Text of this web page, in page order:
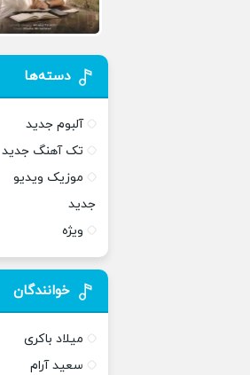
دسته‌ها
آلبوم جدید
تک آهنگ جدید
موزیک ویدیو
جدید
ویژه
خوانندگان
میلاد باکری
سعید آرام